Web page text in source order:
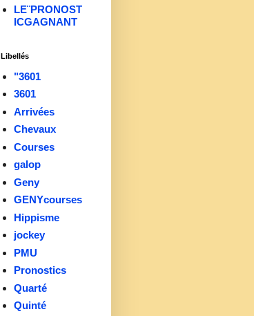
LE¨PRONOST
ICGAGNANT
Libellés
"3601
3601
Arrivées
Chevaux
Courses
galop
Geny
GENYcourses
Hippisme
jockey
PMU
Pronostics
Quarté
Quinté